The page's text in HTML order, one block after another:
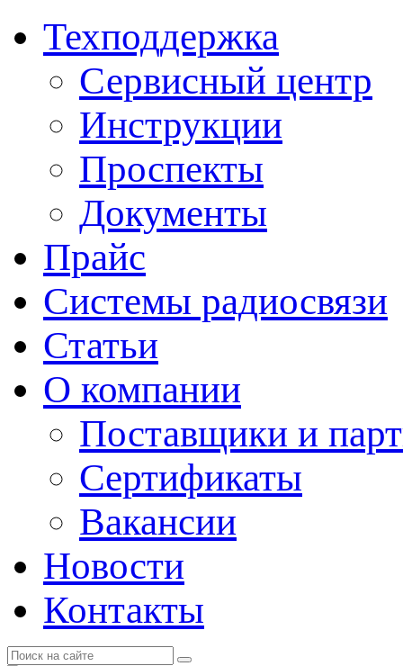
Техподдержка
Сервисный центр
Инструкции
Проспекты
Документы
Прайс
Системы радиосвязи
Статьи
О компании
Поставщики и
Cертификаты
Вакансии
Новости
Контакты